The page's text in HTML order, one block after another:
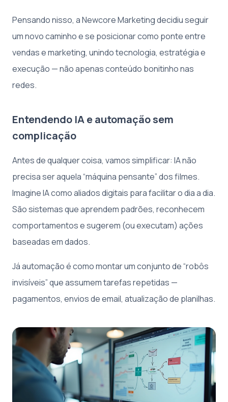
Pensando nisso, a Newcore Marketing decidiu seguir
um novo caminho e se posicionar como ponte entre
vendas e marketing, unindo tecnologia, estratégia e
execução — não apenas conteúdo bonitinho nas
redes.
Entendendo IA e automação sem
complicação
Antes de qualquer coisa, vamos simplificar: IA não
precisa ser aquela “máquina pensante” dos filmes.
Imagine IA como aliados digitais para facilitar o dia a dia.
São sistemas que aprendem padrões, reconhecem
comportamentos e sugerem (ou executam) ações
baseadas em dados.
Já automação é como montar um conjunto de “robôs
invisíveis” que assumem tarefas repetidas —
pagamentos, envios de email, atualização de planilhas.